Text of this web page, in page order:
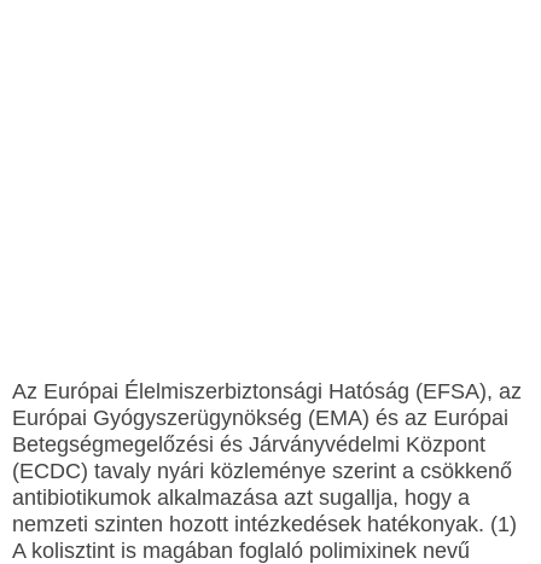
Az Európai Élelmiszerbiztonsági Hatóság (EFSA), az
Európai Gyógyszerügynökség (EMA) és az Európai
Betegségmegelőzési és Járványvédelmi Központ
(ECDC) tavaly nyári közleménye szerint a csökkenő
antibiotikumok alkalmazása azt sugallja, hogy a
nemzeti szinten hozott intézkedések hatékonyak. (1)
A kolisztint is magában foglaló polimixinek nevű